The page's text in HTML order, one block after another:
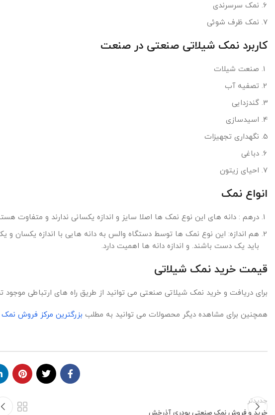
نمک سرسرندی
نمک ظرف شوئی
کاربرد نمک شیلاتی صنعتی در صنعت
صنعت شیلات
تصفیه آب
گندزدایی
اسیدسازی
نگهداری تجهیزات
دباغی
احیای زیتون
انواع نمک
درهم : دانه های این نوع نمک ها اصلا سایز و اندازه یکسانی ندارند و متفاوت
هم اندازه: این نوع نمک ها توسط دستگاه والس به دانه هایی با اندازه
باید یک دست باشند. و اندازه دانه ها اهمیت دارد.
قیمت خرید نمک شیلاتی
برای دریافت و خرید نمک شیلاتی صنعتی می توانید از طریق راه های ارتباطی
همچنین برای مشاهده دیگر محصولات می توانید به مطلب بزرگترین مرکز فروش
جدیدتر
خرید و فروش نمک صنعتی پودری آذرخش